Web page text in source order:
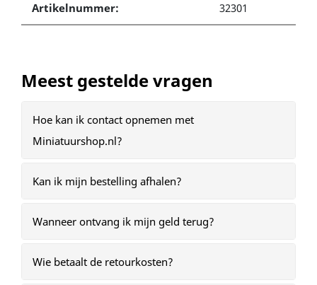
Artikelnummer: 32301
Meest gestelde vragen
Hoe kan ik contact opnemen met
Miniatuurshop.nl?
Kan ik mijn bestelling afhalen?
Wanneer ontvang ik mijn geld terug?
Wie betaalt de retourkosten?